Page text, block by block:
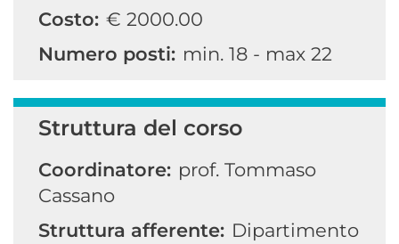
Costo: € 2000.00
Numero posti: min. 18 - max 22
Struttura del corso
Coordinatore: prof. Tommaso
Cassano
Struttura afferente: Dipartimento